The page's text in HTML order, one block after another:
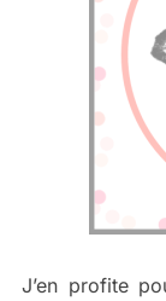
J’en profite